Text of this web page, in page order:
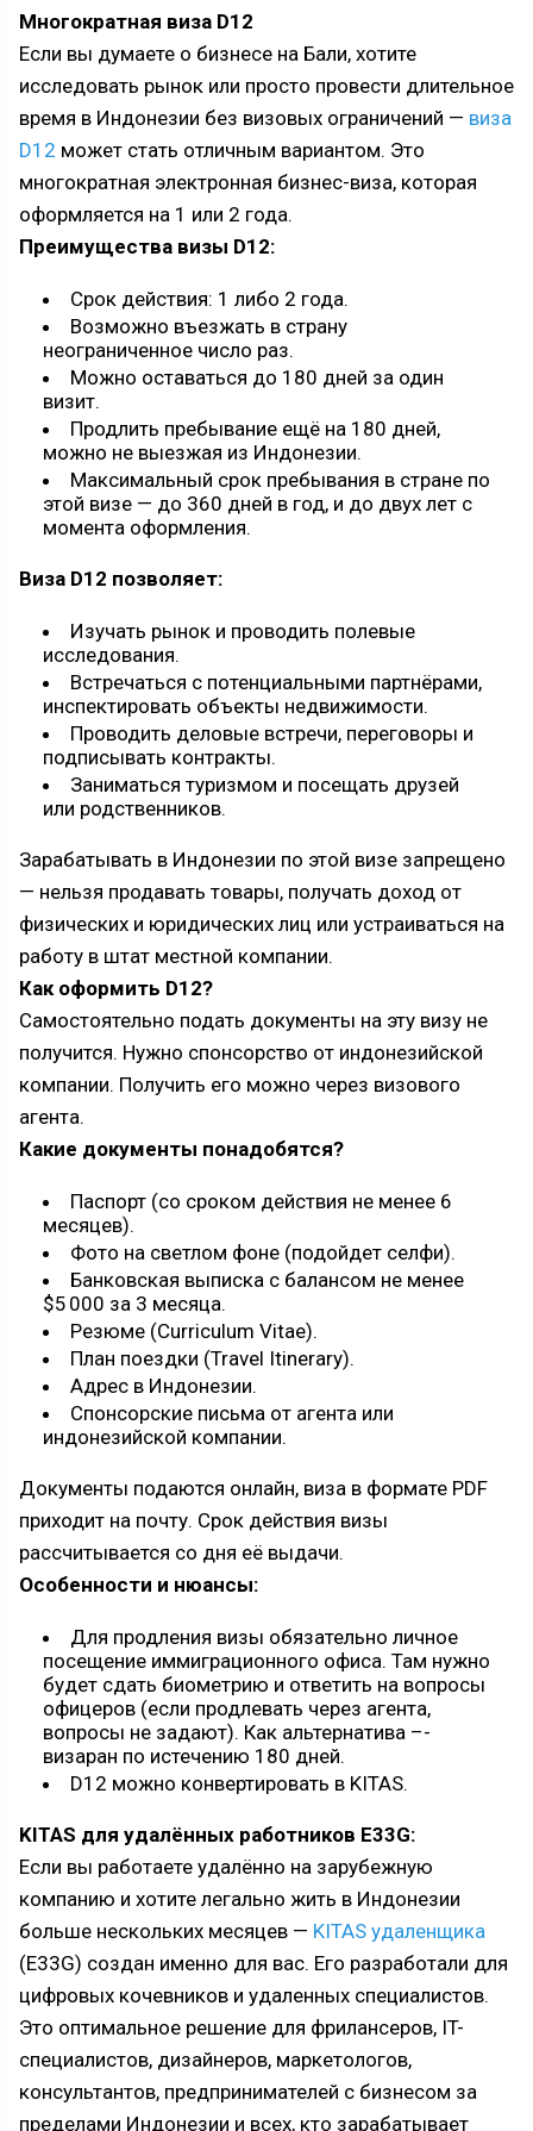
Многократная виза D12
Если вы думаете о бизнесе на Бали, хотите
исследовать рынок или просто провести длительное
время в Индонезии без визовых ограничений — виза
D12 может стать отличным вариантом. Это
многократная электронная бизнес-виза, которая
оформляется на 1 или 2 года.
Преимущества визы D12:
Срок действия: 1 либо 2 года.
Возможно въезжать в страну
неограниченное число раз.
Можно оставаться до 180 дней за один
визит.
Продлить пребывание ещё на 180 дней,
можно не выезжая из Индонезии.
Максимальный срок пребывания в стране по
этой визе — до 360 дней в год, и до двух лет с
момента оформления.
Виза D12 позволяет:
Изучать рынок и проводить полевые
исследования.
Встречаться с потенциальными партнёрами,
инспектировать объекты недвижимости.
Проводить деловые встречи, переговоры и
подписывать контракты.
Заниматься туризмом и посещать друзей
или родственников.
Зарабатывать в Индонезии по этой визе запрещено
— нельзя продавать товары, получать доход от
физических и юридических лиц или устраиваться на
работу в штат местной компании.
Как оформить D12?
Самостоятельно подать документы на эту визу не
получится. Нужно спонсорство от индонезийской
компании. Получить его можно через визового
агента.
Какие документы понадобятся?
Паспорт (со сроком действия не менее 6
месяцев).
Фото на светлом фоне (подойдет селфи).
Банковская выписка с балансом не менее
$5 000 за 3 месяца.
Резюме (Curriculum Vitae).
План поездки (Travel Itinerary).
Адрес в Индонезии.
Спонсорские письма от агента или
индонезийской компании.
Документы подаются онлайн, виза в формате PDF
приходит на почту. Срок действия визы
рассчитывается со дня её выдачи.
Особенности и нюансы:
Для продления визы обязательно личное
посещение иммиграционного офиса. Там нужно
будет сдать биометрию и ответить на вопросы
офицеров (если продлевать через агента,
вопросы не задают). Как альтернатива –-
визаран по истечению 180 дней.
D12 можно конвертировать в KITAS.
KITAS для удалённых работников E33G:
Если вы работаете удалённо на зарубежную
компанию и хотите легально жить в Индонезии
больше нескольких месяцев — KITAS удаленщика
(E33G) создан именно для вас. Его разработали для
цифровых кочевников и удаленных специалистов.
Это оптимальное решение для фрилансеров, IT-
специалистов, дизайнеров, маркетологов,
консультантов, предпринимателей с бизнесом за
пределами Индонезии и всех, кто зарабатывает